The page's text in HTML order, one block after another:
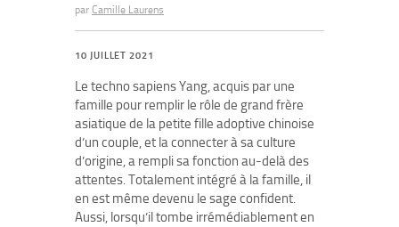
par Camille Laurens
10 JUILLET 2021
Le techno sapiens Yang, acquis par une
famille pour remplir le rôle de grand frère
asiatique de la petite fille adoptive chinoise
d’un couple, et la connecter à sa culture
d’origine, a rempli sa fonction au-delà des
attentes. Totalement intégré à la famille, il
en est même devenu le sage confident.
Aussi, lorsqu’il tombe irrémédiablement en